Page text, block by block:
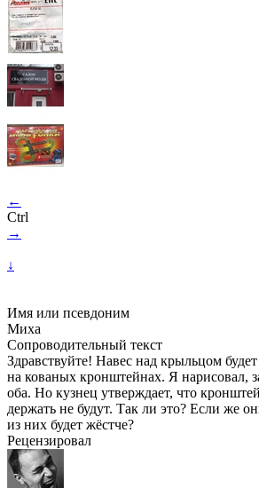
←
Ctrl
→
↓
Имя или псевдоним
Миха
Сопроводительный текст
Здравствуйте! Навес над крыльцом
на кованых кронштейнах. Я нарисовал,
оба. Но кузнец утверждает, что
держать не будут. Так ли это? Если же
из них будет жёстче?
Рецензировал